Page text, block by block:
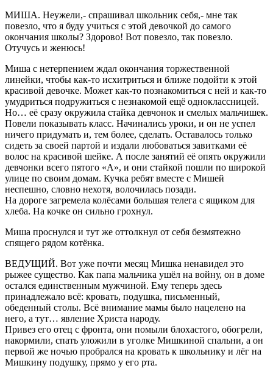
МИША. Неужели,- спрашивал школьник себя,- мне так
повезло, что я буду учиться с этой девочкой до самого
окончания школы? Здорово! Вот повезло, так повезло.
Отучусь и женюсь!
Миша с нетерпением ждал окончания торжественной
линейки, чтобы как-то исхитриться и ближе подойти к этой
красивой девочке. Может как-то познакомиться с ней и как-то
умудриться подружиться с незнакомой ещё одноклассницей.
Но… её сразу окружила стайка девчонок и смелых мальчишек.
Повели показывать класс. Начинались уроки, и он не успел
ничего придумать и, тем более, сделать. Оставалось только
сидеть за своей партой и издали любоваться завитками её
волос на красивой шейке. А после занятий её опять окружили
девчонки всего пятого «А», и они стайкой пошли по широкой
улице по своим домам. Кучка ребят вместе с Мишей
неспешно, словно нехотя, волочилась позади.
На дороге загремела колёсами большая телега с ящиком для
хлеба. На кочке он сильно грохнул.
Миша проснулся и тут же оттолкнул от себя безмятежно
спящего рядом котёнка.
ВЕДУЩИЙ. Вот уже почти месяц Мишка ненавидел это
рыжее существо. Как папа мальчика ушёл на войну, он в доме
остался единственным мужчиной. Ему теперь здесь
принадлежало всё: кровать, подушка, письменный,
обеденный столы. Всё внимание мамы было нацелено на
него, а тут… явление Христа народу.
Привез его отец с фронта, они помыли блохастого, обогрели,
накормили, спать уложили в уголке Мишкиной спальни, а он
первой же ночью пробрался на кровать к школьнику и лёг на
Мишкину подушку, прямо у его рта.